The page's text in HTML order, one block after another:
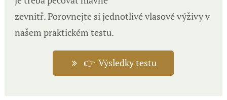
zevnitř. Porovnejte si jednotlivé vlasové výživy v
našem praktickém testu.
👉 Výsledky testu